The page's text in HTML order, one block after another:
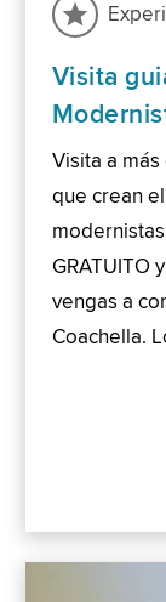
Visita
Visita a
que crean
GRATUITO
vengas a
Coachella.